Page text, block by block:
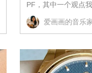
PF，其中一个观点
爱画画的音乐